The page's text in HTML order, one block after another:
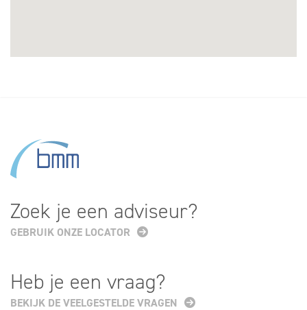
Zoek je een adviseur?
GEBRUIK ONZE LOCATOR
Heb je een vraag?
BEKIJK DE VEELGESTELDE VRAGEN